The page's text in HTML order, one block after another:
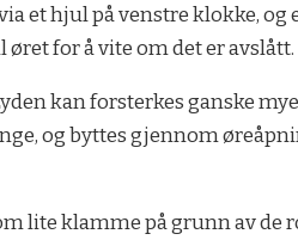
et hjul på venstre klokke,
for å vite om det er avslått.
kan forsterkes ganske
og byttes gjennom
lite klamme på grunn av de